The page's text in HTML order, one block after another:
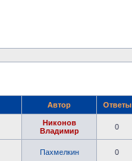
Автор Ответы
Никонов
Владимир
0
Пахмелкин 0